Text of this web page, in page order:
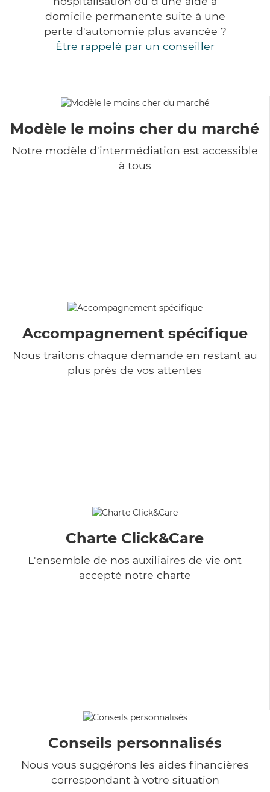
domicile permanente suite à une
perte d'autonomie plus avancée ?
Être rappelé par un conseiller
Modèle le moins cher du marché
Notre modèle d'intermédiation est accessible
à tous
Accompagnement spécifique
Nous traitons chaque demande en restant au
plus près de vos attentes
Charte Click&Care
L'ensemble de nos auxiliaires de vie ont
accepté notre charte
Conseils personnalisés
Nous vous suggérons les aides financières
correspondant à votre situation